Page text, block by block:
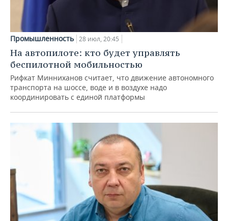
Промышленность 28 июл, 20:45
На автопилоте: кто будет управлять
беспилотной мобильностью
Рифкат Минниханов считает, что движение автономного
транспорта на шоссе, воде и в воздухе надо
координировать с единой платформы